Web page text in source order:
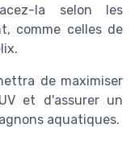
la selon les
comme celles de
de maximiser
et d'assurer un
aquatiques.